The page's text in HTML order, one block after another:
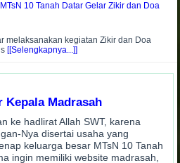
10 Tanah Datar Gelar Zikir dan Doa
melaksanakan kegiatan Zikir dan Doa
[[Selengkapnya...]]
Kepala Madrasah
ke hadlirat Allah SWT, karena
Nya disertai usaha yang
keluarga besar MTsN 10 Tanah
ingin memiliki website madrasah,